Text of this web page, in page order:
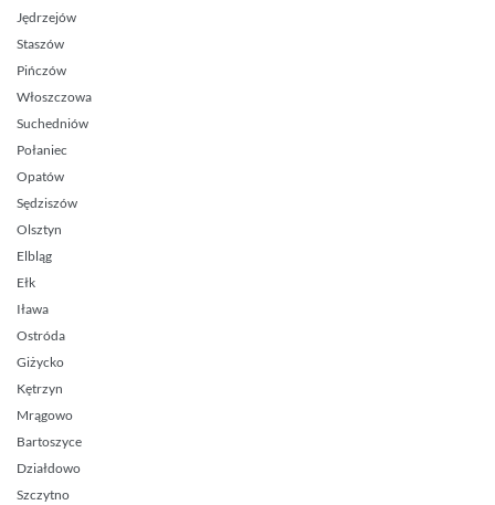
Jędrzejów
Staszów
Pińczów
Włoszczowa
Suchedniów
Połaniec
Opatów
Sędziszów
Olsztyn
Elbląg
Ełk
Iława
Ostróda
Giżycko
Kętrzyn
Mrągowo
Bartoszyce
Działdowo
Szczytno